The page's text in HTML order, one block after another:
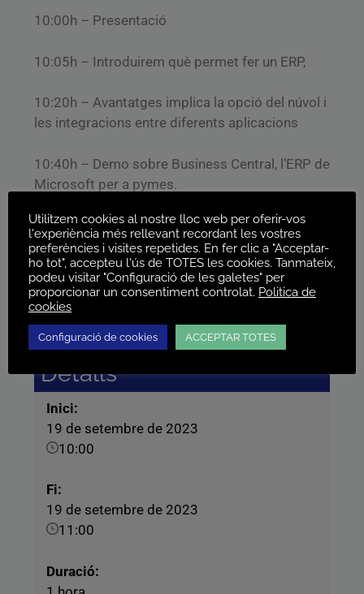
10:00h – Presentació
10:05h – Introduirem què permet fer un ERP,
10:20h – Avantatges implica la opció del núvol i
les integracions entre diferents aplicacions
10:40h – Demo sobre Business Central, l’ERP de
Microsoft per a pymes.
11:00h – Preguntes i cloenda
00 00 00 00
Detalls
Inici:
19 de setembre de 2023
10:00
Fi:
19 de setembre de 2023
11:00
Duració:
Utilitzem cookies al nostre lloc web per oferir-vos
l'experiència més rellevant recordant les vostres
preferències i visites repetides. En fer clic a "Acceptar-
ho tot", accepteu l'ús de TOTES les cookies. Tanmateix,
podeu visitar "Configuració de les galetes" per
proporcionar un consentiment controlat. Politica de
cookies
Configuració de cookies ACCEPTAR TOTES